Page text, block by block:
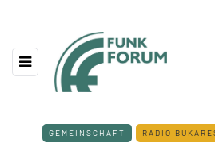
GEMEINSCHAFT RADIO